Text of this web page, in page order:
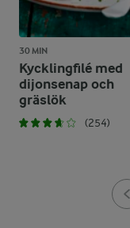
30 MIN
Kycklingfilé med
dijonsenap och
gräslök
(254)